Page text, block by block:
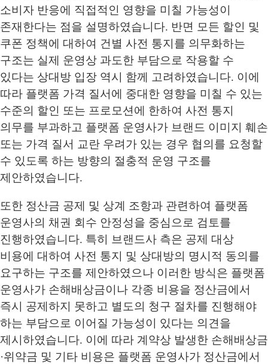
소비자 반응에 직접적인 영향을 미칠 가능성이
존재한다는 점을 설명하였습니다. 반면 모든 할인 및
쿠폰 정책에 대하여 건별 사전 통지를 의무화하는
구조는 실제 운영상 과도한 부담으로 작용할 수
있다는 상대방 입장 역시 함께 고려하였습니다. 이에
따라 플랫폼 가격 질서에 중대한 영향을 미칠 수 있는
수준의 할인 또는 프로모션에 한하여 사전 통지
의무를 부과하고 플랫폼 운영사가 브랜드 이미지 훼손
또는 가격 질서 교란 우려가 있는 경우 협의를 요청할
수 있도록 하는 방향의 절충적 운영 구조를
제안하였습니다.
또한 정산금 공제 및 상계 조항과 관련하여 플랫폼
운영사의 채권 회수 안정성을 중심으로 검토를
진행하였습니다. 특히 브랜드사 측은 공제 대상
비용에 대하여 사전 통지 및 상대방의 명시적 동의를
요구하는 구조를 제안하였으나 이러한 방식은 플랫폼
운영사가 손해배상금이나 각종 비용을 정산금에서
즉시 공제하지 못하고 별도의 청구 절차를 진행해야
하는 부담으로 이어질 가능성이 있다는 의견을
제시하였습니다. 이에 따라 계약상 발생한 손해배상금
·위약금 및 기타 비용은 플랫폼 운영사가 정산금에서